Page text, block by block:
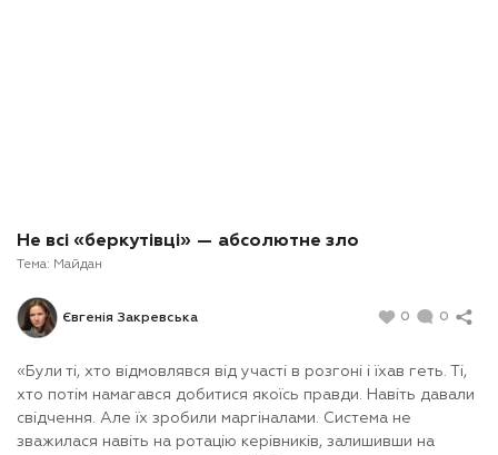
Не всі «беркутівці» — абсолютне зло
Тема: Майдан
Євгенія Закревська 0 0
«Були ті, хто відмовлявся від участі в розгоні і їхав геть. Ті,
хто потім намагався добитися якоїсь правди. Навіть давали
свідчення. Але їх зробили маргіналами. Система не
зважилася навіть на ротацію керівників, залишивши на